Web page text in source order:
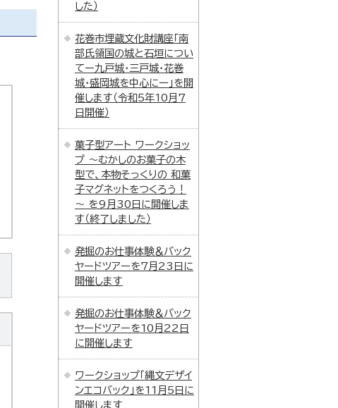
した）
花巻市埋蔵文化財講座「南
部氏領国の城と石垣につい
てー九戸城・三戸城・花巻
城・盛岡城を中心にー」を開
催します（令和5年10月7
日開催）
菓子型アート ワークショッ
プ ～むかしのお菓子の木
型で、本物そっくりの 和菓
子マグネットをつくろう！
～ を9月30日に開催しま
す（終了しました）
発掘のお仕事体験＆バック
ヤードツアーを7月23日に
開催します
発掘のお仕事体験＆バック
ヤードツアーを10月22日
に開催します
ワークショップ「縄文デザイ
ンエコバック」を11月5日に
開催します